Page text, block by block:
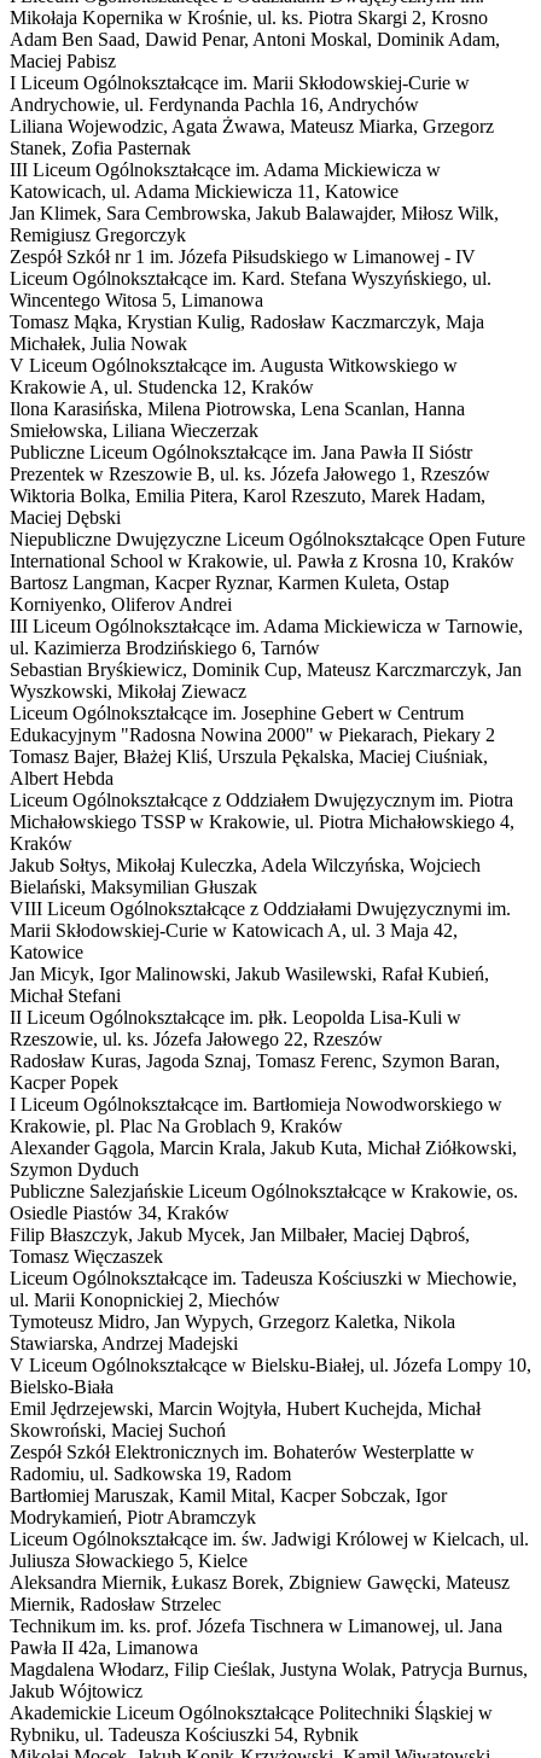
Mikołaja Kopernika w Krośnie, ul. ks. Piotra Skargi 2, Krosno
Adam Ben Saad, Dawid Penar, Antoni Moskal, Dominik Adam,
Maciej Pabisz
I Liceum Ogólnokształcące im. Marii Skłodowskiej-Curie w
Andrychowie, ul. Ferdynanda Pachla 16, Andrychów
Liliana Wojewodzic, Agata Żwawa, Mateusz Miarka, Grzegorz
Stanek, Zofia Pasternak
III Liceum Ogólnokształcące im. Adama Mickiewicza w
Katowicach, ul. Adama Mickiewicza 11, Katowice
Jan Klimek, Sara Cembrowska, Jakub Balawajder, Miłosz Wilk,
Remigiusz Gregorczyk
Zespół Szkół nr 1 im. Józefa Piłsudskiego w Limanowej - IV
Liceum Ogólnokształcące im. Kard. Stefana Wyszyńskiego, ul.
Wincentego Witosa 5, Limanowa
Tomasz Mąka, Krystian Kulig, Radosław Kaczmarczyk, Maja
Michałek, Julia Nowak
V Liceum Ogólnokształcące im. Augusta Witkowskiego w
Krakowie A, ul. Studencka 12, Kraków
Ilona Karasińska, Milena Piotrowska, Lena Scanlan, Hanna
Smiełowska, Liliana Wieczerzak
Publiczne Liceum Ogólnokształcące im. Jana Pawła II Sióstr
Prezentek w Rzeszowie B, ul. ks. Józefa Jałowego 1, Rzeszów
Wiktoria Bolka, Emilia Pitera, Karol Rzeszuto, Marek Hadam,
Maciej Dębski
Niepubliczne Dwujęzyczne Liceum Ogólnokształcące Open Future
International School w Krakowie, ul. Pawła z Krosna 10, Kraków
Bartosz Langman, Kacper Ryznar, Karmen Kuleta, Ostap
Korniyenko, Oliferov Andrei
III Liceum Ogólnokształcące im. Adama Mickiewicza w Tarnowie,
ul. Kazimierza Brodzińskiego 6, Tarnów
Sebastian Bryśkiewicz, Dominik Cup, Mateusz Karczmarczyk, Jan
Wyszkowski, Mikołaj Ziewacz
Liceum Ogólnokształcące im. Josephine Gebert w Centrum
Edukacyjnym "Radosna Nowina 2000" w Piekarach, Piekary 2
Tomasz Bajer, Błażej Kliś, Urszula Pękalska, Maciej Ciuśniak,
Albert Hebda
Liceum Ogólnokształcące z Oddziałem Dwujęzycznym im. Piotra
Michałowskiego TSSP w Krakowie, ul. Piotra Michałowskiego 4,
Kraków
Jakub Sołtys, Mikołaj Kuleczka, Adela Wilczyńska, Wojciech
Bielański, Maksymilian Głuszak
VIII Liceum Ogólnokształcące z Oddziałami Dwujęzycznymi im.
Marii Skłodowskiej-Curie w Katowicach A, ul. 3 Maja 42,
Katowice
Jan Micyk, Igor Malinowski, Jakub Wasilewski, Rafał Kubień,
Michał Stefani
II Liceum Ogólnokształcące im. płk. Leopolda Lisa-Kuli w
Rzeszowie, ul. ks. Józefa Jałowego 22, Rzeszów
Radosław Kuras, Jagoda Sznaj, Tomasz Ferenc, Szymon Baran,
Kacper Popek
I Liceum Ogólnokształcące im. Bartłomieja Nowodworskiego w
Krakowie, pl. Plac Na Groblach 9, Kraków
Alexander Gągola, Marcin Krala, Jakub Kuta, Michał Ziółkowski,
Szymon Dyduch
Publiczne Salezjańskie Liceum Ogólnokształcące w Krakowie, os.
Osiedle Piastów 34, Kraków
Filip Błaszczyk, Jakub Mycek, Jan Milbałer, Maciej Dąbroś,
Tomasz Więczaszek
Liceum Ogólnokształcące im. Tadeusza Kościuszki w Miechowie,
ul. Marii Konopnickiej 2, Miechów
Tymoteusz Midro, Jan Wypych, Grzegorz Kaletka, Nikola
Stawiarska, Andrzej Madejski
V Liceum Ogólnokształcące w Bielsku-Białej, ul. Józefa Lompy 10,
Bielsko-Biała
Emil Jędrzejewski, Marcin Wojtyła, Hubert Kuchejda, Michał
Skowroński, Maciej Suchoń
Zespół Szkół Elektronicznych im. Bohaterów Westerplatte w
Radomiu, ul. Sadkowska 19, Radom
Bartłomiej Maruszak, Kamil Mital, Kacper Sobczak, Igor
Modrykamień, Piotr Abramczyk
Liceum Ogólnokształcące im. św. Jadwigi Królowej w Kielcach, ul.
Juliusza Słowackiego 5, Kielce
Aleksandra Miernik, Łukasz Borek, Zbigniew Gawęcki, Mateusz
Miernik, Radosław Strzelec
Technikum im. ks. prof. Józefa Tischnera w Limanowej, ul. Jana
Pawła II 42a, Limanowa
Magdalena Włodarz, Filip Cieślak, Justyna Wolak, Patrycja Burnus,
Jakub Wójtowicz
Akademickie Liceum Ogólnokształcące Politechniki Śląskiej w
Rybniku, ul. Tadeusza Kościuszki 54, Rybnik